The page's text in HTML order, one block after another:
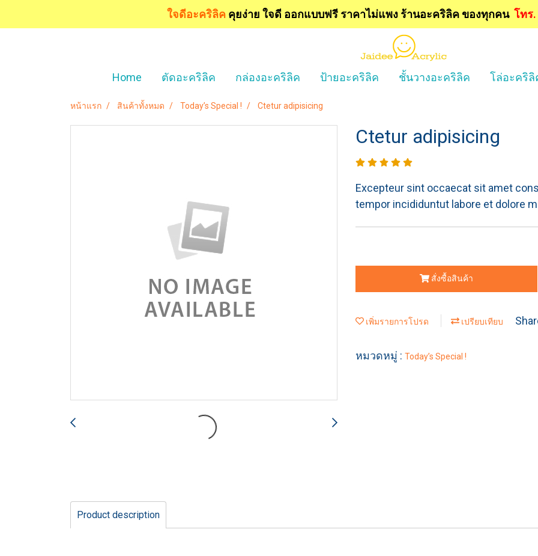
ใจดีอะคริลิค คุยง่าย ใจดี ออกแบบฟรี ราคาไม่แพง ร้านอะคริลิค ของทุกคน โทร
Home ตัดอะคริลิค กล่องอะคริลิค ป้ายอะคริลิค ชั้นวางอะคริลิค โล่อะคริลิ
หน้าแรก สินค้าทั้งหมด Today’s Special ! Ctetur adipisicing
Ctetur adipisicing
Excepteur sint occaecat sit amet
tempor incididuntut labore et dolore
สั่งซื้อสินค้า
เพิ่มรายการโปรด เปรียบเทียบ
หมวดหมู่ : Today’s Special !
Product description